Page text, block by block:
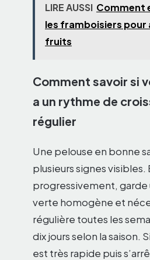
LIRE AUSSI Comment
les framboisiers pour
fruits
Comment savoir si
a un rythme de
régulier
Une pelouse en bonne
plusieurs signes visibles.
progressivement, garde
verte homogène et
régulière toutes les
dix jours selon la saison.
est très rapide puis